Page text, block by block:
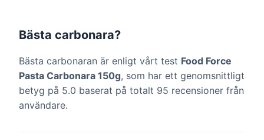
Bästa carbonara?
Bästa carbonaran är enligt vårt test Food Force
Pasta Carbonara 150g, som har ett genomsnittligt
betyg på 5.0 baserat på totalt 95 recensioner från
användare.